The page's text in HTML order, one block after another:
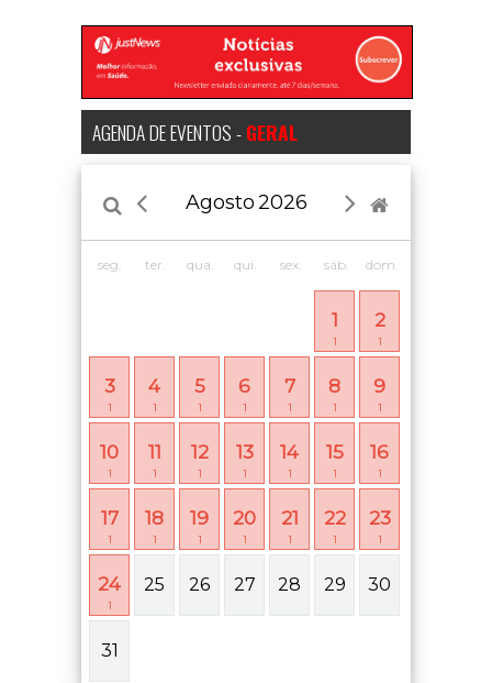
AGENDA DE EVENTOS -GERAL
Agosto2026
seg. ter. qua. qui. sex. sáb. dom.
1
1
2
1
3
1
4
1
5
1
6
1
7
1
8
1
9
1
10
1
11
1
12
1
13
1
14
1
15
1
16
1
17
1
18
1
19
1
20
1
21
1
22
1
23
1
24
1
25 26 27 28 29 30
31